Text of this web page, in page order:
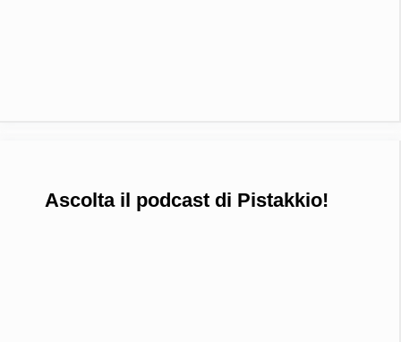
Ascolta il podcast di Pistakkio!